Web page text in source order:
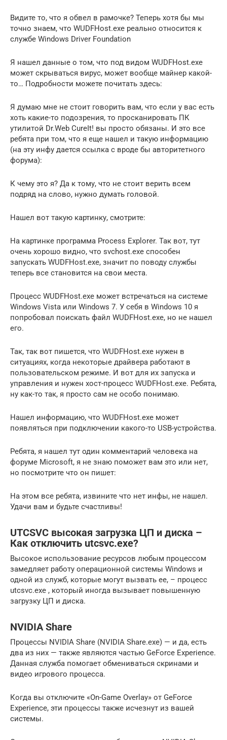
Видите то, что я обвел в рамочке? Теперь хотя бы мы
точно знаем, что WUDFHost.exe реально относится к
службе Windows Driver Foundation
Я нашел данные о том, что под видом WUDFHost.exe
может скрываться вирус, может вообще майнер какой-
то… Подробности можете почитать здесь:
Я думаю мне не стоит говорить вам, что если у вас есть
хоть какие-то подозрения, то просканировать ПК
утилитой Dr.Web CureIt! вы просто обязаны. И это все
ребята при том, что я еще нашел и такую информацию
(на эту инфу дается ссылка с вроде бы авторитетного
форума):
К чему это я? Да к тому, что не стоит верить всем
подряд на слово, нужно думать головой.
Нашел вот такую картинку, смотрите:
На картинке программа Process Explorer. Так вот, тут
очень хорошо видно, что svchost.exe способен
запускать WUDFHost.exe, значит по поводу службы
теперь все становится на свои места.
Процесс WUDFHost.exe может встречаться на системе
Windows Vista или Windows 7. У себя в Windows 10 я
попробовал поискать файл WUDFHost.exe, но не нашел
его.
Так, так вот пишется, что WUDFHost.exe нужен в
ситуациях, когда некоторые драйвера работают в
пользовательском режиме. И вот для их запуска и
управления и нужен хост-процесс WUDFHost.exe. Ребята,
ну как-то так, я просто сам не особо понимаю.
Нашел информацию, что WUDFHost.exe может
появляться при подключении какого-то USB-устройства.
Ребята, я нашел тут один комментарий человека на
форуме Microsoft, я не знаю поможет вам это или нет,
но посмотрите что он пишет:
На этом все ребята, извините что нет инфы, не нашел.
Удачи вам и будьте счастливы!
UTCSVC высокая загрузка ЦП и диска –
Как отключить utcsvc.exe?
Высокое использование ресурсов любым процессом
замедляет работу операционной системы Windows и
одной из служб, которые могут вызвать ее, – процесс
utcsvc.exe , который иногда вызывает повышенную
загрузку ЦП и диска.
NVIDIA Share
Процессы NVIDIA Share (NVIDIA Share.exe) — и да, есть
два из них — также являются частью GeForce Experience.
Данная служба помогает обмениваться скринами и
видео игрового процесса.
Когда вы отключите «On-Game Overlay» от GeForce
Experience, эти процессы также исчезнут из вашей
системы.